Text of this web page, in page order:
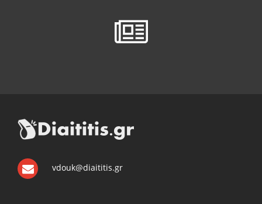
vdouk@diaititis.gr